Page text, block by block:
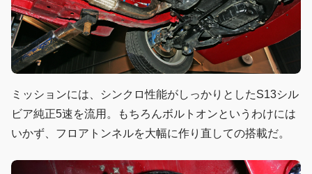
ミッションには、シンクロ性能がしっかりとしたS13シル
ビア純正5速を流用。もちろんボルトオンというわけには
いかず、フロアトンネルを大幅に作り直しての搭載だ。